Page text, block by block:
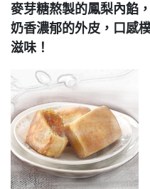
麥芽糖熬製的鳳梨內餡
奶香濃郁的外皮，口感
滋味！